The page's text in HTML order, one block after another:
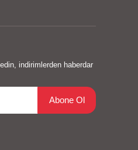
indirimlerden haberdar
Abone Ol